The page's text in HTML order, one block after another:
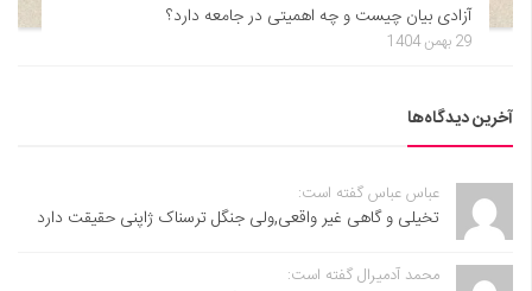
آزادی بیان چیست و چه اهمیتی در جامعه دارد؟
29 بهمن 1404
آخرین دیدگاه‌ها
عباس عباس گفته است:
تخیلی و گاهی غیر واقعی,ولی جنگل ترسناک ژاپنی حقیقت دارد
محمد آدمیرال گفته است: